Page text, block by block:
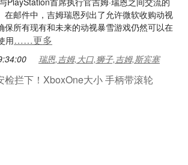
在邮件中，吉姆瑞恩列出了允许微软收购动视
保所有现有和未来的动视暴雪游戏仍然可以在
用……更多
瑞恩,吉姆,大口,狮子,吉姆,斯宾塞